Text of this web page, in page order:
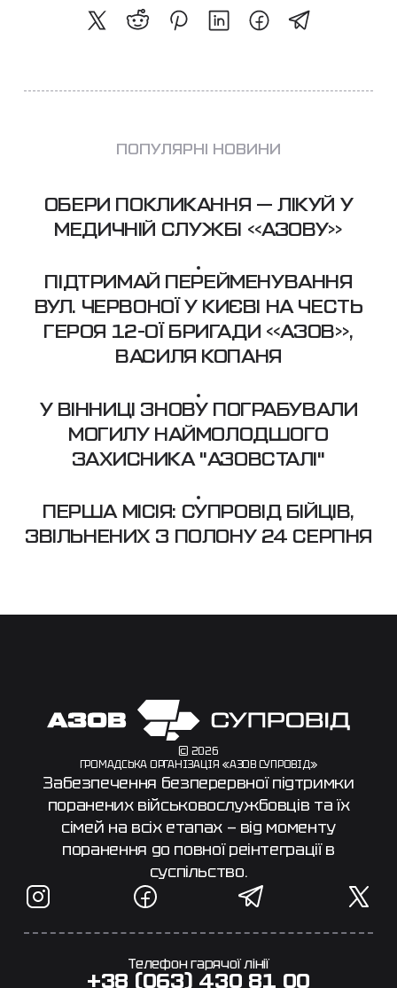
ПОПУЛЯРНІ НОВИНИ
ОБЕРИ ПОКЛИКАННЯ — ЛІКУЙ У
МЕДИЧНІЙ СЛУЖБІ «АЗОВУ»
ПІДТРИМАЙ ПЕРЕЙМЕНУВАННЯ
ВУЛ. ЧЕРВОНОЇ У КИЄВІ НА ЧЕСТЬ
ГЕРОЯ 12-ОЇ БРИГАДИ «АЗОВ»,
ВАСИЛЯ КОПАНЯ
У ВІННИЦІ ЗНОВУ ПОГРАБУВАЛИ
МОГИЛУ НАЙМОЛОДШОГО
ЗАХИСНИКА "АЗОВСТАЛІ"
ПЕРША МІСІЯ: СУПРОВІД БІЙЦІВ,
ЗВІЛЬНЕНИХ З ПОЛОНУ 24 СЕРПНЯ
© 2026
ГРОМАДСЬКА ОРГАНІЗАЦІЯ «АЗОВ СУПРОВІД»
Забезпечення безперервної підтримки
поранених військовослужбовців та їх
сімей на всіх етапах — від моменту
поранення до повної реінтеграції в
суспільство.
Телефон гарячої лінії
+38 (063) 430 81 00